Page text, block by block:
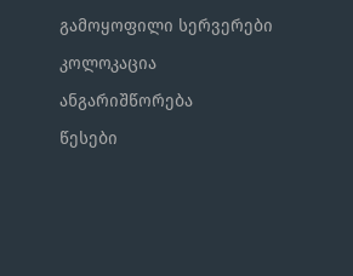
გამოყოფილი სერვერები
კოლოკაცია
ანგარიშწორება
წესები